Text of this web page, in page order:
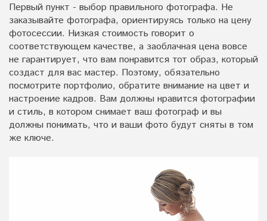
Первый пункт - выбор правильного фотографа. Не
заказывайте фотографа, ориентируясь только на цену
фотосессии. Низкая стоимость говорит о
соответствующем качестве, а заоблачная цена вовсе
не гарантирует, что вам понравится тот образ, который
создаст для вас мастер. Поэтому, обязательно
посмотрите портфолио, обратите внимание на цвет и
настроение кадров. Вам должны нравится фотографии
и стиль, в котором снимает ваш фотограф и вы
должны понимать, что и ваши фото будут сняты в том
же ключе.